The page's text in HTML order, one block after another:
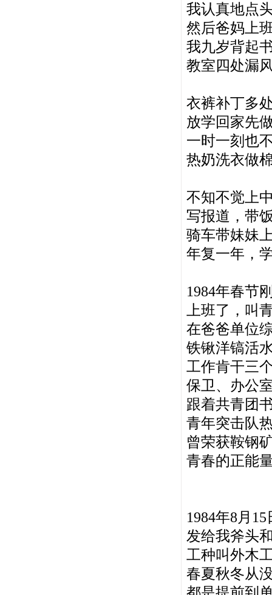
我认真地点
然后爸妈上
我九岁背起
教室四处漏
衣裤补丁多
放学回家先
一时一刻也
热奶洗衣做
不知不觉上
写报道，带
骑车带妹妹
年复一年，
1984年春节
上班了，叫
在爸爸单位
铁锹洋镐活
工作肯干三
保卫、办公
跟着共青团
青年突击队
曾荣获鞍钢
青春的正能
1984年8月
发给我斧头
工种叫外木
春夏秋冬从